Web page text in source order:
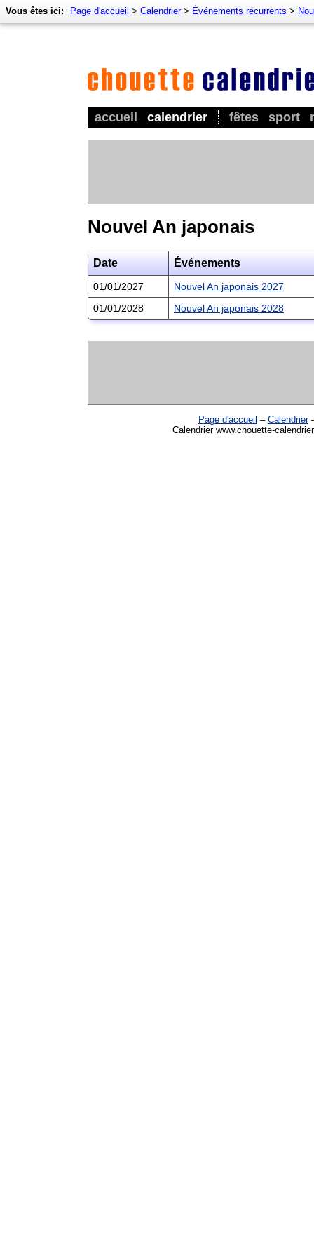
accueil calendrier fêtes sport
Vous êtes ici: Page d'accueil > Calendrier> Événements récurrents >
Nouvel An japonais
Date Événements
01/01/2027
Nouvel An japonais 2027
01/01/2028
Nouvel An japonais 2028
Page d'accueil – Calendrier
Calendrier www.chouette-